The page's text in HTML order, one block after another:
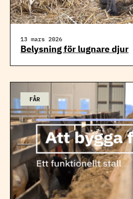
13 mars 2026
Belysning för lugnare djur
FÅR